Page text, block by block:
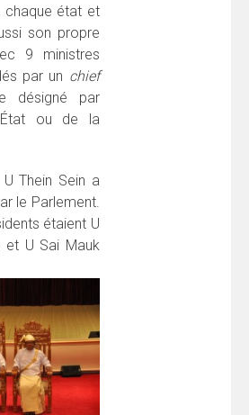
chaque état et
son propre
9 ministres
par un chief
désigné par
ou de la
Thein Sein a
le Parlement.
étaient U
et U Sai Mauk